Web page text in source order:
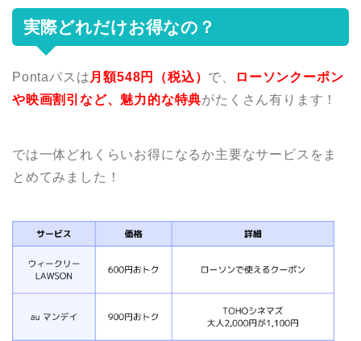
実際どれだけお得なの？
Pontaパスは 月額548円（税込） で、
ローソンクーポン
や映画割引など、魅力的な特典がたくさん有ります！
では一体どれくらいお得になるか主要なサービスをま
とめてみました！